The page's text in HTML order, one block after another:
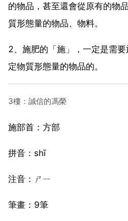
的物品，甚至還會從原有的物
質形態量的物品、物料。
2、施肥的「施」，一定是需
定物質形態量的物品的。
3樓：誠信的馮榮
施部首：方部
拼音：shī
注音：ㄕㄧ
筆畫：9筆